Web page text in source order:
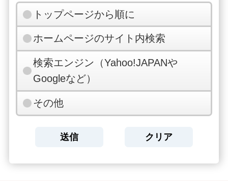
トップページから順に
ホームページのサイト内検索
検索エンジン（Yahoo!JAPANや
Googleなど）
その他